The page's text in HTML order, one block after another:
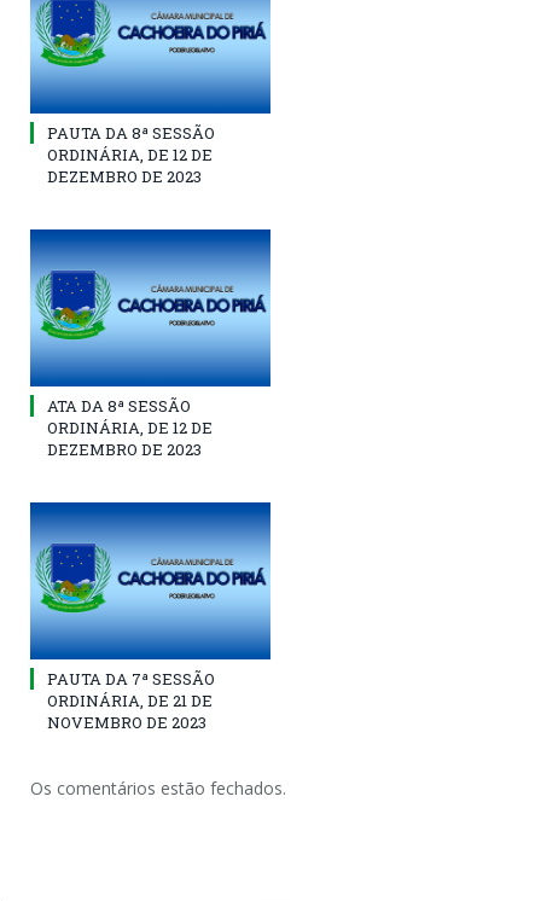
PAUTA DA 8ª SESSÃO
ORDINÁRIA, DE 12 DE
DEZEMBRO DE 2023
ATA DA 8ª SESSÃO
ORDINÁRIA, DE 12 DE
DEZEMBRO DE 2023
PAUTA DA 7ª SESSÃO
ORDINÁRIA, DE 21 DE
NOVEMBRO DE 2023
Os comentários estão fechados.